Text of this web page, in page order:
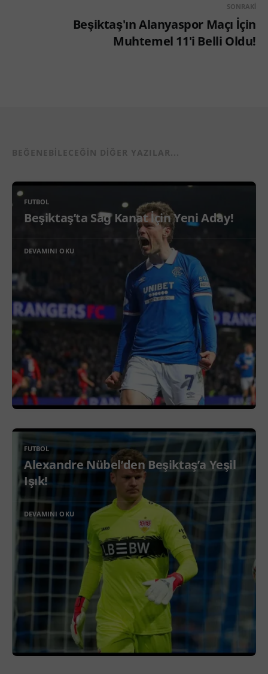
SONRAKI
Beşiktaş'ın Alanyaspor Maçı İçin
Muhtemel 11'i Belli Oldu!
BEĞENEBILECEĞIN DIĞER YAZILAR...
FUTBOL
Beşiktaş’ta Sağ Kanat İçin Yeni Aday!
DEVAMINI OKU
FUTBOL
Alexandre Nübel’den Beşiktaş’a Yeşil
Işık!
DEVAMINI OKU